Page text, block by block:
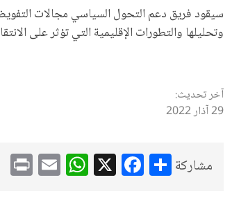
سيقود فريق دعم التحول السياسي مجالات التفويض
وتحليلها والتطورات الإقليمية التي تؤثر على
آخر تحديث:
29 آذار 2022
مشاركةShare
Facebook
X
WhatsApp
Email
Print